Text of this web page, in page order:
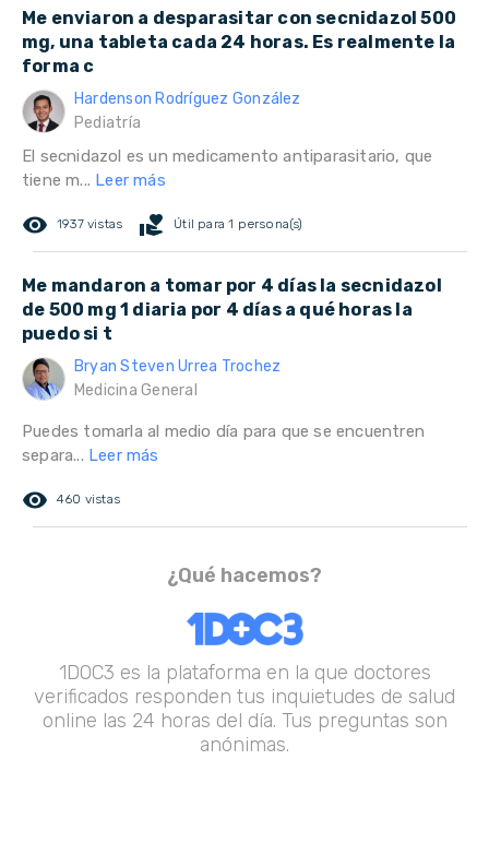
Me enviaron a desparasitar con secnidazol 500
mg, una tableta cada 24 horas. Es realmente la
forma c
Hardenson Rodríguez González
Pediatría
El secnidazol es un medicamento antiparasitario, que
tiene m... Leer más
remove_red_eye 1937 vistas volunteer_activism Útil para 1 persona(s)
Me mandaron a tomar por 4 días la secnidazol
de 500 mg 1 diaria por 4 días a qué horas la
puedo si t
Bryan Steven Urrea Trochez
Medicina General
Puedes tomarla al medio día para que se encuentren
separa... Leer más
remove_red_eye 460 vistas
¿Qué hacemos?
1DOC3 es la plataforma en la que doctores
verificados responden tus inquietudes de salud
online las 24 horas del día. Tus preguntas son
anónimas.